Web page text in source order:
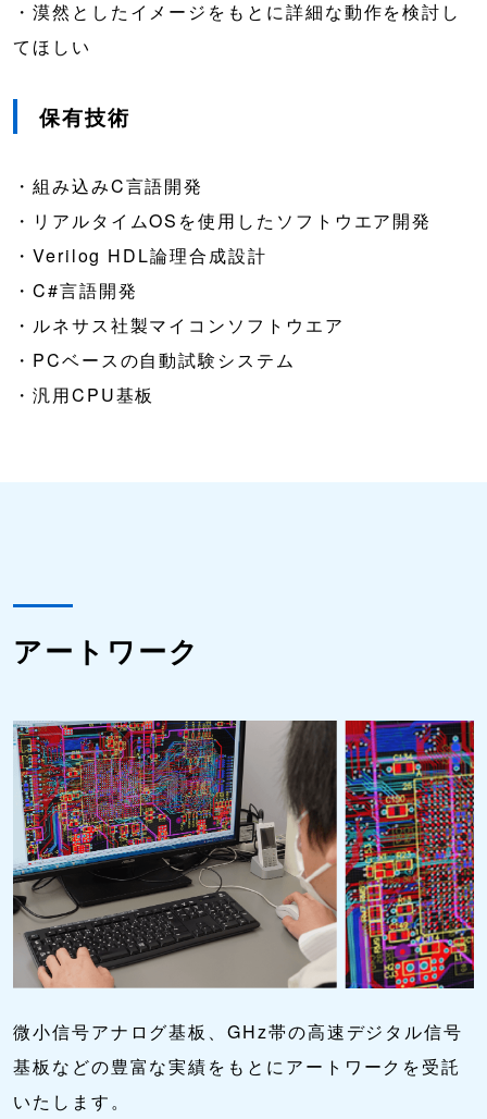
・漠然としたイメージをもとに詳細な動作を検討し
てほしい
保有技術
・組み込みC言語開発
・リアルタイムOSを使用したソフトウエア開発
・Verilog HDL論理合成設計
・C#言語開発
・ルネサス社製マイコンソフトウエア
・PCベースの自動試験システム
・汎用CPU基板
アートワーク
微小信号アナログ基板、GHz帯の高速デジタル信号
基板などの豊富な実績をもとにアートワークを受託
いたします。